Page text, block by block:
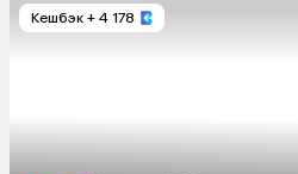
Кешбэк + 4 178